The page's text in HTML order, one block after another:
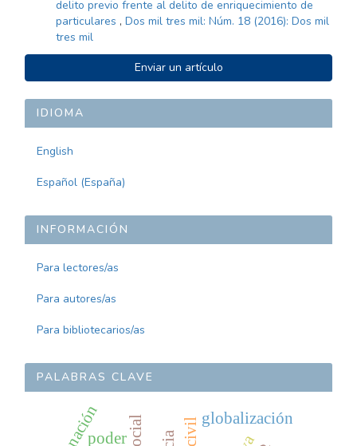
delito previo frente al delito de enriquecimiento de
particulares , Dos mil tres mil: Núm. 18 (2016): Dos mil
tres mil
ENVIAR
UN
ARTÍCULO
Enviar un artículo
IDIOMA
English
Español (España)
INFORMACIÓN
Para lectores/as
Para autores/as
Para bibliotecarios/as
PALABRAS CLAVE
globalización
poder